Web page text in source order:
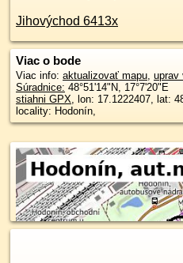
Jihovýchod 6413x
Viac o bode
Viac info: aktualizovať mapu, uprav
Súradnice: 48°51'14"N, 17°7'20"E
stiahni GPX, lon: 17.1222407, lat:
locality: Hodonín,